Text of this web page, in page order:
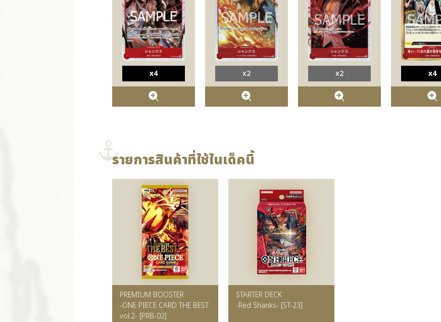
x4 x2 x2 x4
รายการสินค้าที่ใช้ในเด็คนี้
PREMIUM BOOSTER
-ONE PIECE CARD THE BEST
vol.2- [PRB-02]
STARTER DECK
-Red Shanks- [ST-23]